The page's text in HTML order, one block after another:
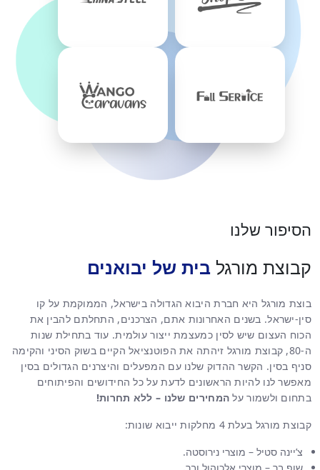
הסיפור שלנו
קבוצת מורגל בית של יבואנים
בוצת מורגל היא חברת היבוא הגדולה בישראל, הממוקמת על קו
סין-ישראל. בשנים האחרונות אתם, הצרכנים, התחלתם להבין את
הכוח העצום שיש לסין כמעצמת ייצור עולמית. עוד בתחילת שנות
ה-80, קבוצת מורגל זיהתה את הפוטנציאל הקיים בשוק הסיני והקימה
סניף בסין. הקשר ההדוק שלנו עם המפעלים והיצרנים הגדולים בסין
מאפשר לנו להיות הראשונים לדעת על כל החידושים והפיתוחים
בתחום ולשמור על המחירים שלנו – ללא תחרות!
קבוצת מורגל בעלת 4 מחלקות ייבוא שונות:
צ’יינה סטיל – מוצרי נירוסטה.